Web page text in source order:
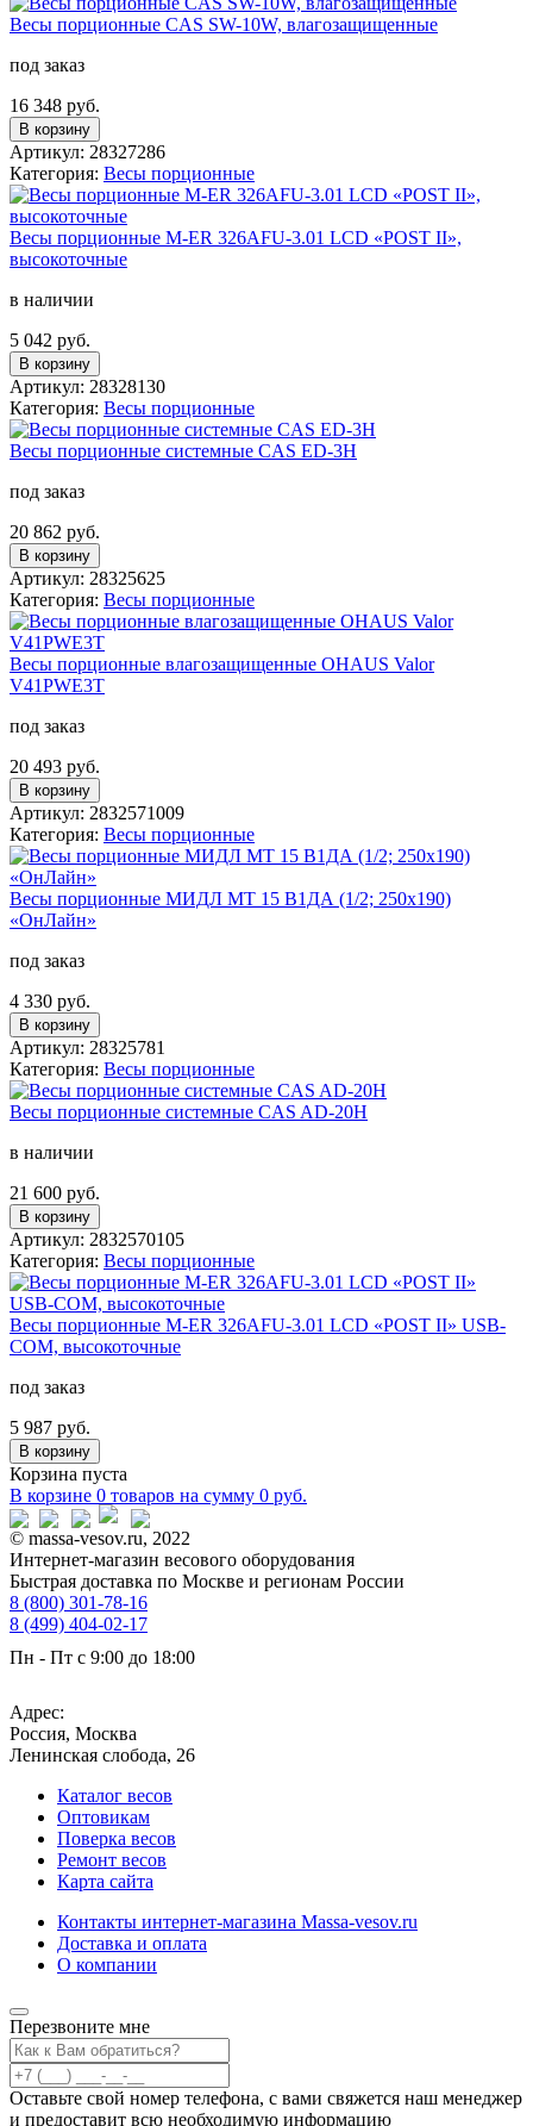
Весы порционные CAS SW-10W, влагозащищенные
под заказ
16 348 руб.
В корзину
Артикул: 28327286
Категория: Весы порционные
Весы порционные M-ER 326AFU-3.01 LCD «POST II»,
высокоточные
в наличии
5 042 руб.
В корзину
Артикул: 28328130
Категория: Весы порционные
Весы порционные системные CAS ED-3H
под заказ
20 862 руб.
В корзину
Артикул: 28325625
Категория: Весы порционные
Весы порционные влагозащищенные OHAUS Valor
V41PWE3T
под заказ
20 493 руб.
В корзину
Артикул: 2832571009
Категория: Весы порционные
Весы порционные МИДЛ МТ 15 В1ДА (1/2; 250х190)
«ОнЛайн»
под заказ
4 330 руб.
В корзину
Артикул: 28325781
Категория: Весы порционные
Весы порционные системные CAS AD-20H
в наличии
21 600 руб.
В корзину
Артикул: 2832570105
Категория: Весы порционные
Весы порционные M-ER 326AFU-3.01 LCD «POST II» USB-
COM, высокоточные
под заказ
5 987 руб.
В корзину
Корзина пуста
В корзине 0 товаров на сумму 0 руб.
© massa-vesov.ru, 2022
Интернет-магазин весового оборудования
Быстрая доставка по Москве и регионам России
8 (800) 301-78-16
8 (499) 404-02-17
Пн - Пт с 9:00 до 18:00
Адрес:
Россия, Москва
Ленинская слобода, 26
Каталог весов
Оптовикам
Поверка весов
Ремонт весов
Карта сайта
Контакты интернет-магазина Мassa-vesov.ru
Доставка и оплата
О компании
Перезвоните мне
Оставьте свой номер телефона, с вами свяжется наш менеджер
и предоставит всю необходимую информацию